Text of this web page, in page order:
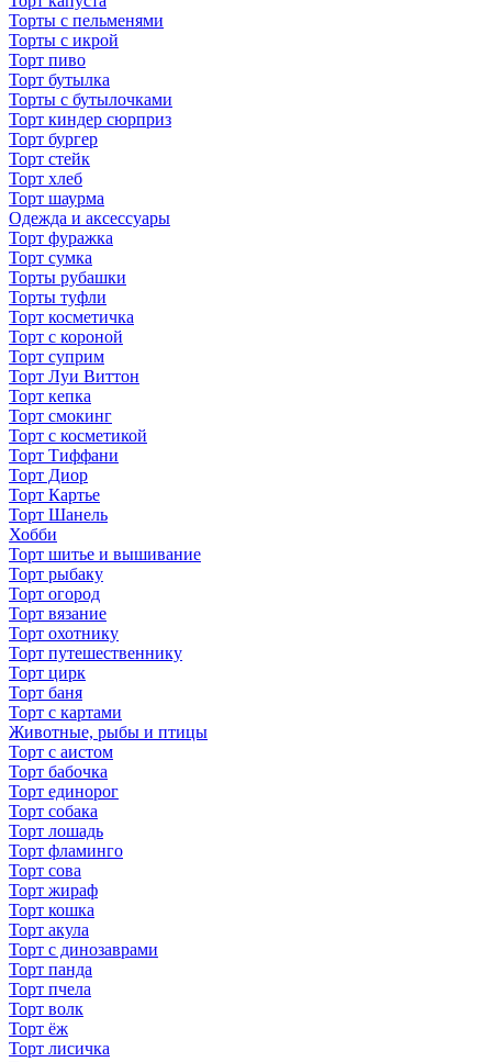
Торты с пельменями
Торты с икрой
Торт пиво
Торт бутылка
Торты с бутылочками
Торт киндер сюрприз
Торт бургер
Торт стейк
Торт хлеб
Торт шаурма
Одежда и аксессуары
Торт фуражка
Торт сумка
Торты рубашки
Торты туфли
Торт косметичка
Торт с короной
Торт суприм
Торт Луи Виттон
Торт кепка
Торт смокинг
Торт с косметикой
Торт Тиффани
Торт Диор
Торт Картье
Торт Шанель
Хобби
Торт шитье и вышивание
Торт рыбаку
Торт огород
Торт вязание
Торт охотнику
Торт путешественнику
Торт цирк
Торт баня
Торт с картами
Животные, рыбы и птицы
Торт с аистом
Торт бабочка
Торт единорог
Торт собака
Торт лошадь
Торт фламинго
Торт сова
Торт жираф
Торт кошка
Торт акула
Торт с динозаврами
Торт панда
Торт пчела
Торт волк
Торт ёж
Торт лисичка